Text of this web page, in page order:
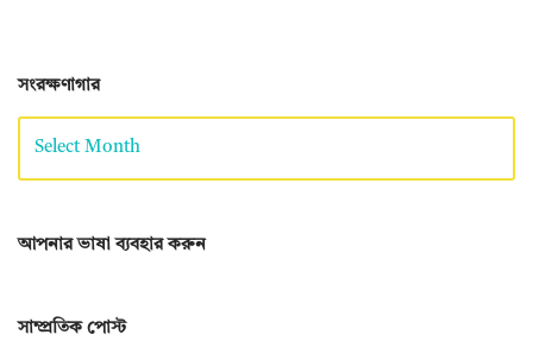
সংরক্ষণাগার
আপনার ভাষা ব্যবহার করুন
সাম্প্রতিক পোস্ট